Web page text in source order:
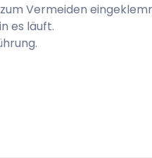
Vermeiden
es läuft.